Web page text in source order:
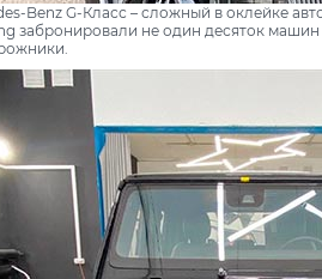
Benz G-Класс – сложный в оклейке
забронировали не один десяток